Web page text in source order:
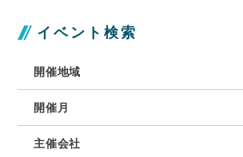
イベント検索
開催地域
開催月
主催会社